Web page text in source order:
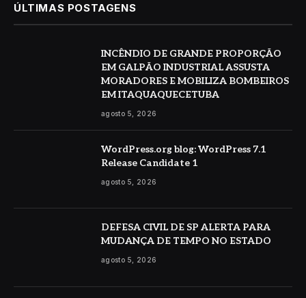
ÚLTIMAS POSTAGENS
INCÊNDIO DE GRANDE PROPORÇÃO
EM GALPÃO INDUSTRIAL ASSUSTA
MORADORES E MOBILIZA BOMBEIROS
EM ITAQUAQUECETUBA
agosto 5, 2026
WordPress.org blog: WordPress 7.1
Release Candidate 1
agosto 5, 2026
DEFESA CIVIL DE SP ALERTA PARA
MUDANÇA DE TEMPO NO ESTADO
agosto 5, 2026